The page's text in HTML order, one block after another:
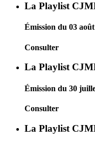
La Playlist
Émission du 03
Consulter
La Playlist
Émission du 30
Consulter
La Playlist